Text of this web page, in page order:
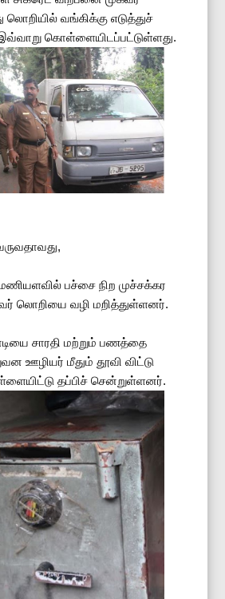
லொறியில் வங்கிக்கு எடுத்துச்
கொள்ளையிடப்பட்டுள்ளது.
பச்சை நிற முச்சக்கர
லொறியை வழி மறித்துள்ளனர்.
சாரதி மற்றும் பணத்தை
ஊழியர் மீதும் தூவி விட்டு
தப்பிச் சென்றுள்ளனர்.